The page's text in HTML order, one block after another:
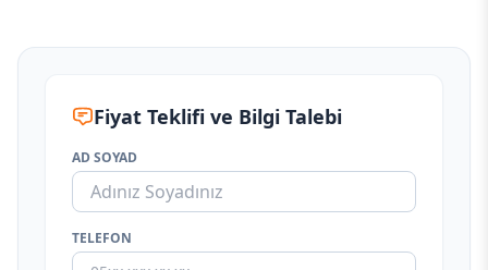
Fiyat Teklifi ve Bilgi Talebi
AD SOYAD
TELEFON